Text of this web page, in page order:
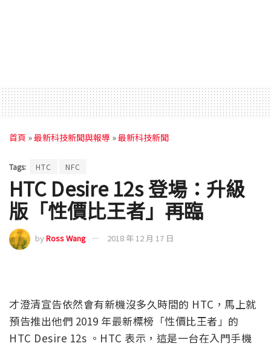
首頁 »最新科技新聞與報導 »最新科技新聞
Tags: HTC NFC
HTC Desire 12s 登場：升級
版「性價比王者」再臨
byRoss Wang 2018 年 12 月 17 日
才澄清宣告依然會有新機沒多久時間的 HTC，馬上就
預告推出他們 2019 年最新標榜「性價比王者」的
HTC Desire 12s 。HTC 表示，這是一台在入門手機